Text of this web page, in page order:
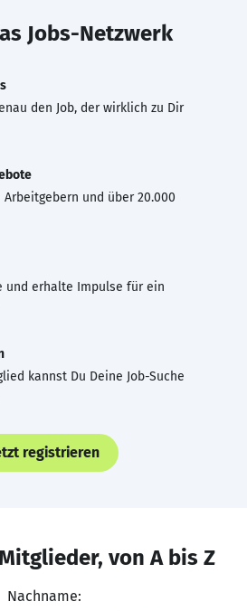
Jobs-Netzwerk
den Job, der wirklich zu Dir
und über 20.000
und erhalte Impulse für ein
kannst Du Deine Job-Suche
registrieren
von A bis Z
Nachname: